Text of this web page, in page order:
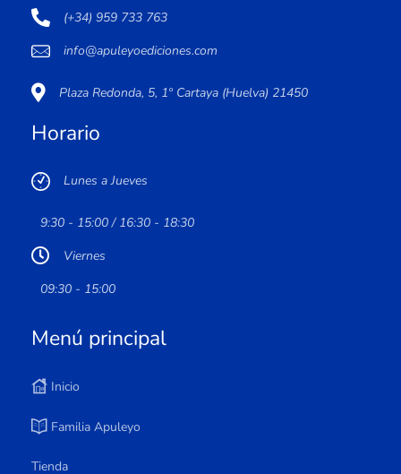
(+34) 959 733 763
info@apuleyoediciones.com
Plaza Redonda, 5, 1º Cartaya (Huelva) 21450
Horario
Lunes a Jueves
9:30 - 15:00 / 16:30 - 18:30
Viernes
09:30 - 15:00
Menú principal
Inicio
Familia Apuleyo
Tienda